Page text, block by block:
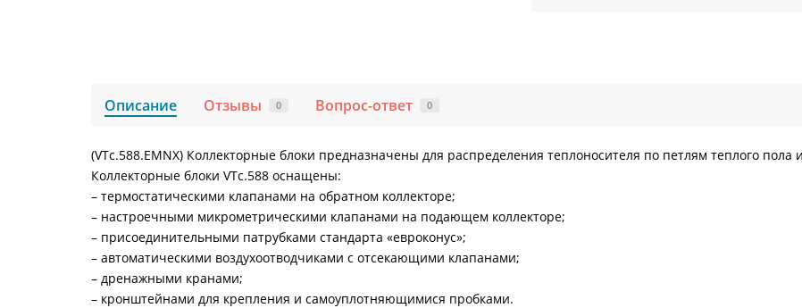
Описание Отзывы 0 Вопрос-ответ 0
(VTc.588.EMNX) Коллекторные блоки предназначены для распределения теплоносителя по петлям теплого
Коллекторные блоки VTс.588 оснащены:
– термостатическими клапанами на обратном коллекторе;
– настроечными микрометрическими клапанами на подающем коллекторе;
– присоединительными патрубками стандарта «евроконус»;
– автоматическими воздухоотводчиками с отсекающими клапанами;
– дренажными кранами;
– кронштейнами для крепления и самоуплотняющимися пробками.